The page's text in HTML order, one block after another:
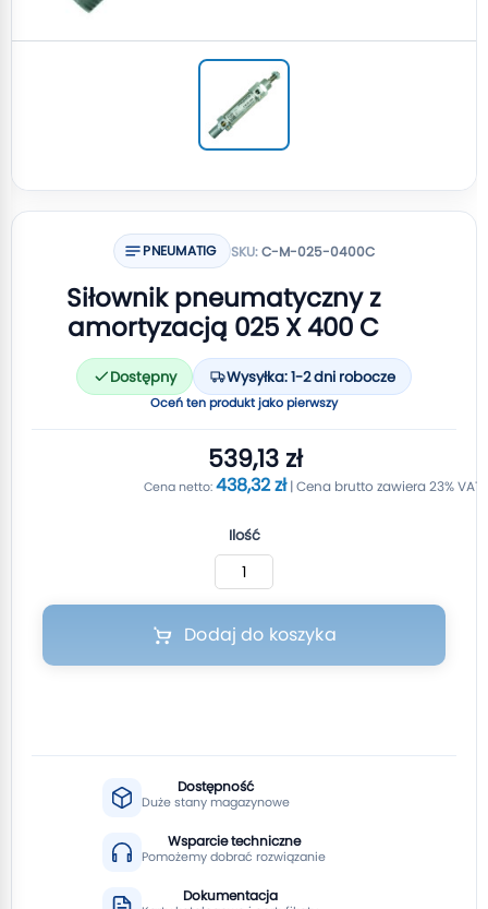
PNEUMATIG SKU:C-M-025-0400C
Siłownik pneumatyczny z
amortyzacją 025 X 400 C
Dostępny Wysyłka: 1-2 dni robocze
Oceń ten produkt jako pierwszy
539,13 zł
438,32 zł
Ilość
Dodaj do koszyka
Dostępność
Duże stany magazynowe
Wsparcie techniczne
Pomożemy dobrać rozwiązanie
Dokumentacja